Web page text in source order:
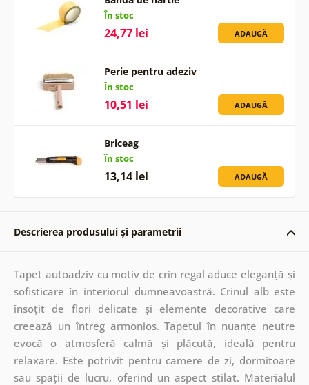
În stoc
24,77 lei ADAUGĂ
Perie pentru adeziv
În stoc
10,51 lei ADAUGĂ
Briceag
În stoc
13,14 lei ADAUGĂ
Descrierea produsului și parametrii
Tapet autoadziv cu motiv de crin regal aduce eleganță și
sofisticare în interiorul dumneavoastră. Crinul alb este
însoțit de flori delicate și elemente decorative care
creează un întreg armonios. Tapetul în nuanțe neutre
evocă o atmosferă calmă și plăcută, ideală pentru
relaxare. Este potrivit pentru camere de zi, dormitoare
sau spații de lucru, oferind un aspect stilat. Materialul